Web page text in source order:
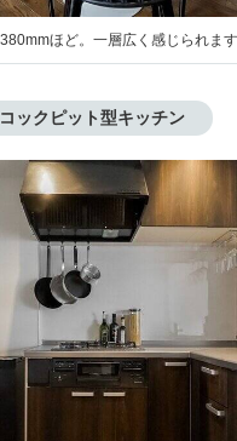
ほど。一層広く感じられます
コックピット型キッチン